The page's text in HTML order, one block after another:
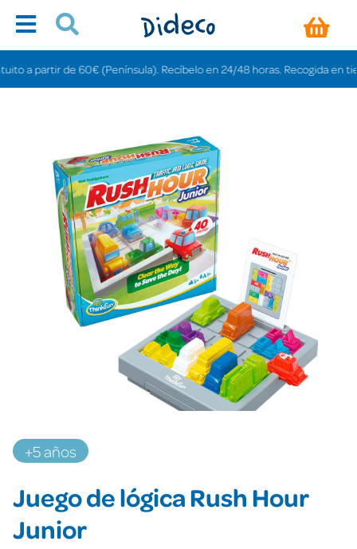
partir de 60€ (Península). Recíbelo en 24/48 horas. Recogida en
+5 años
Juego de lógica Rush Hour
Junior